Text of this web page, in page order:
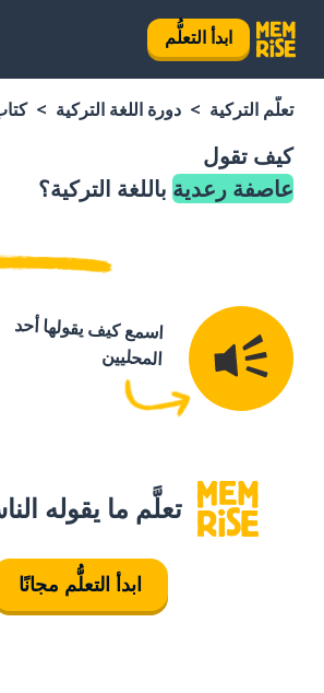
ابدأ التعلُّم
تعلَّم التركية دورة اللغة التركية
كيف تقول
عاصفة رعدية باللغة التركية؟
اسمع كيف يقولها أحد
المحليين
تعلَّم ما يقوله
ابدأ التعلُّم مجانًا